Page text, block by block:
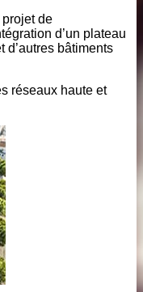
projet de
d’un plateau
d’autres bâtiments
réseaux haute et